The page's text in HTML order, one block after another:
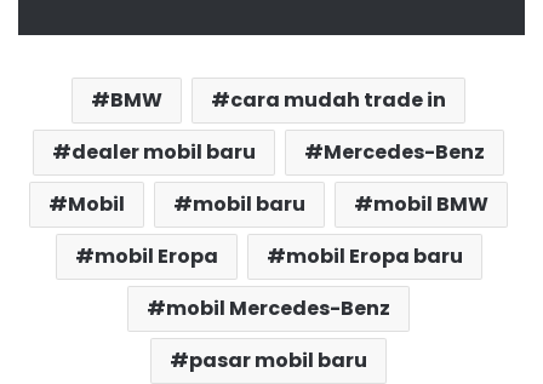
BMW
cara mudah trade in
dealer mobil baru
Mercedes-Benz
Mobil
mobil baru
mobil BMW
mobil Eropa
mobil Eropa baru
mobil Mercedes-Benz
pasar mobil baru